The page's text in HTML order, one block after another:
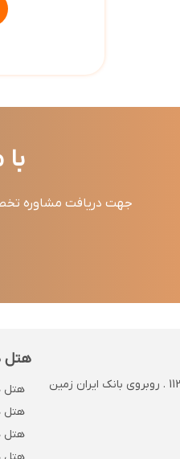
جهت دریافت مشاوره
دفتر مرکزی: صادقیه . بین فلکه اول و دوم . پلاک 1132 . روبروی بانک ایران زمین
هتل
هتل
هتل
هتل